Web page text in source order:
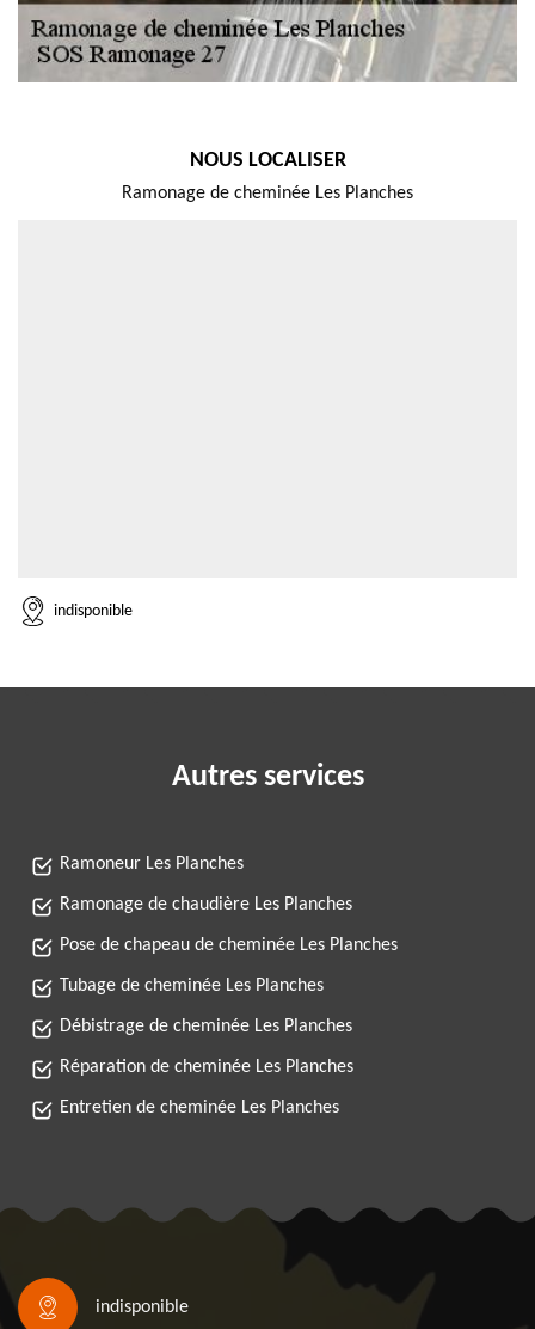
NOUS LOCALISER
Ramonage de cheminée Les Planches
indisponible
Autres services
Ramoneur Les Planches
Ramonage de chaudière Les Planches
Pose de chapeau de cheminée Les Planches
Tubage de cheminée Les Planches
Débistrage de cheminée Les Planches
Réparation de cheminée Les Planches
Entretien de cheminée Les Planches
indisponible